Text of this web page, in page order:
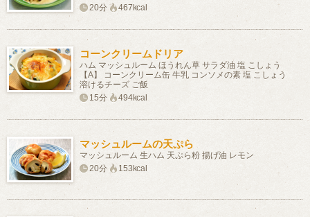
20分
467kcal
コーンクリームドリア
ハム マッシュルーム ほうれん草 サラダ油 塩 こしょう
【A】 コーンクリーム缶 牛乳 コンソメの素 塩 こしょう
溶けるチーズ ご飯
15分
494kcal
マッシュルームの天ぷら
マッシュルーム 生ハム 天ぷら粉 揚げ油 レモン
20分
153kcal